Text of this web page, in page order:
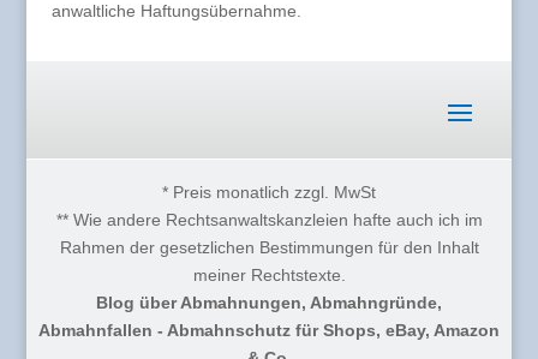
anwaltliche Haftungsübernahme.
* Preis monatlich zzgl. MwSt
** Wie andere Rechtsanwaltskanzleien hafte auch ich im
Rahmen der gesetzlichen Bestimmungen für den Inhalt
meiner Rechtstexte.
Blog über Abmahnungen, Abmahngründe,
Abmahnfallen - Abmahnschutz für Shops, eBay, Amazon